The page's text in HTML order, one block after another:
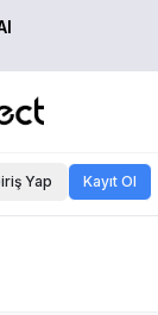
Yap Kayıt Ol